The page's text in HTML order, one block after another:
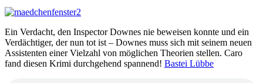
Ein Verdacht, den Inspector Downes nie beweisen konnte und ein
Verdächtiger, der nun tot ist – Downes muss sich mit seinem neuen
Assistenten einer Vielzahl von möglichen Theorien stellen. Caro
fand diesen Krimi durchgehend spannend! Bastei Lübbe